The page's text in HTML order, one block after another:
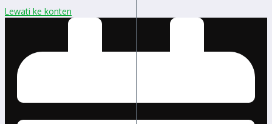
Lewati ke konten